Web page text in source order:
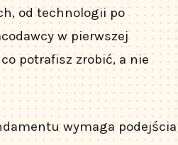
od technologii po
w pierwszej
potrafisz zrobić, a nie
wymaga podejścia